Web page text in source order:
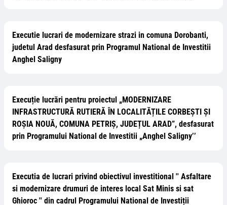
Executie lucrari de modernizare strazi in comuna Dorobanti,
judetul Arad desfasurat prin Programul National de Investitii
Anghel Saligny
Execuție lucrări pentru proiectul „MODERNIZARE
INFRASTRUCTURĂ RUTIERĂ ÎN LOCALITĂȚILE CORBEȘTI ȘI
ROȘIA NOUĂ, COMUNA PETRIȘ, JUDEȚUL ARAD”, desfasurat
prin Programului National de Investitii „Anghel Saligny’’
Executia de lucrari privind obiectivul investitional '' Asfaltare
si modernizare drumuri de interes local Sat Minis si sat
Ghioroc '' din cadrul Programului National de Investiții